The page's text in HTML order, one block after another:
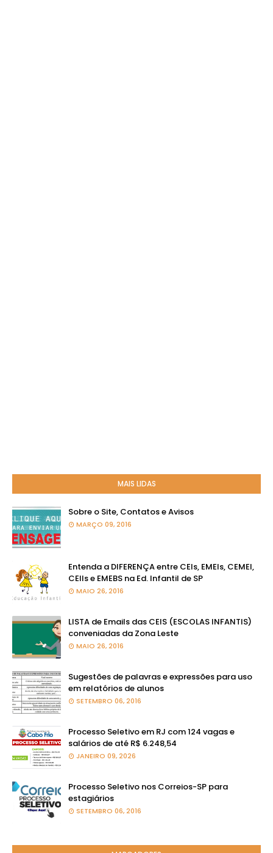
MAIS LIDAS
Sobre o Site, Contatos e Avisos
MARÇO 09, 2016
Entenda a DIFERENÇA entre CEIs, EMEIs, CEMEI,
CEIIs e EMEBS na Ed. Infantil de SP
MAIO 26, 2016
LISTA de Emails das CEIS (ESCOLAS INFANTIS)
conveniadas da Zona Leste
MAIO 26, 2016
Sugestões de palavras e expressões para uso
em relatórios de alunos
SETEMBRO 06, 2016
Processo Seletivo em RJ com 124 vagas e
salários de até R$ 6.248,54
JANEIRO 09, 2026
Processo Seletivo nos Correios-SP para
estagiários
SETEMBRO 06, 2016